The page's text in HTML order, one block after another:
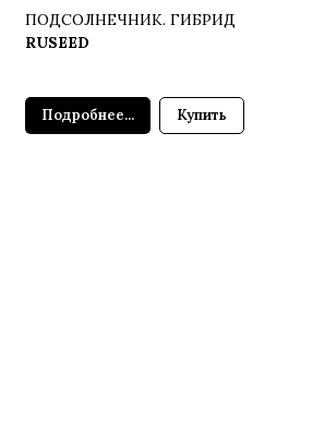
ПОДСОЛНЕЧНИК. ГИБРИД
RUSEED
Подробнее... Купить